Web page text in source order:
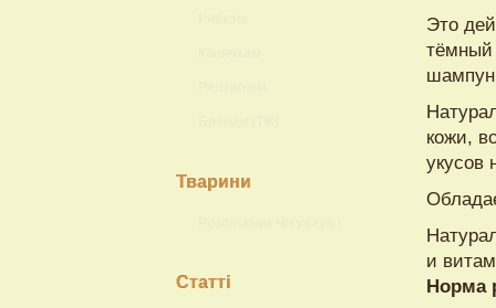
Тварини
Статті
Это
тёмный
кожи,
укусов
и
Норма